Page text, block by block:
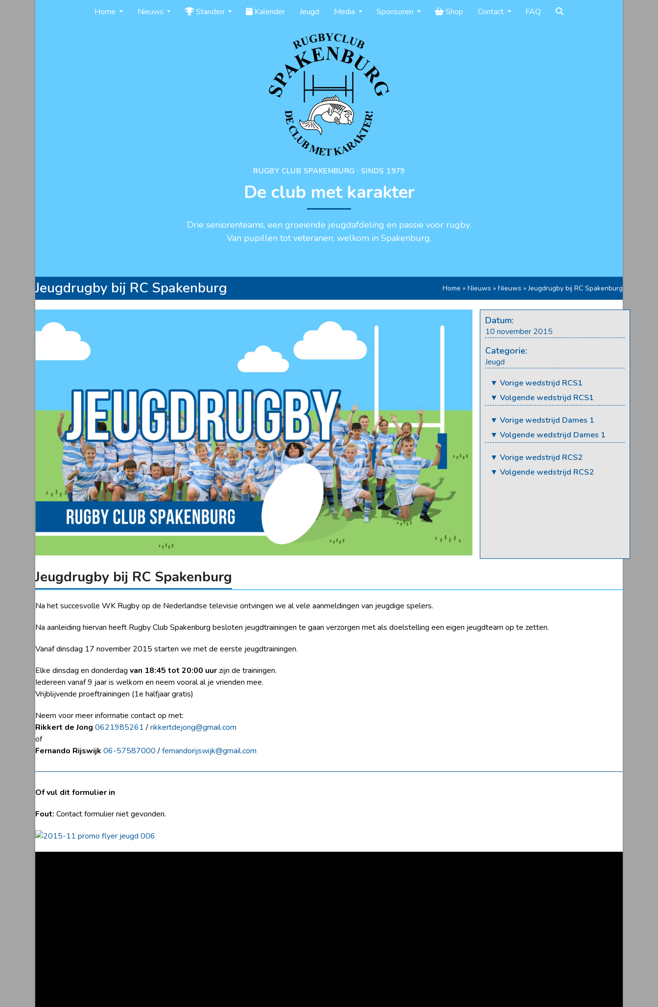
Home Nieuws Standen Kalender Jeugd Media Sponsoren Shop Contact FAQ
RUGBY CLUB SPAKENBURG · SINDS 1979
De club met karakter
Drie seniorenteams, een groeiende jeugdafdeling en passie voor rugby.
Van pupillen tot veteranen: welkom in Spakenburg.
Jeugdrugby bij RC Spakenburg Home » Nieuws » Nieuws »Jeugdrugby bij RC Spakenburg
Datum:
10 november 2015
Categorie:
Jeugd
▼ Vorige wedstrijd RCS1
▼ Volgende wedstrijd RCS1
▼ Vorige wedstrijd Dames 1
▼ Volgende wedstrijd Dames 1
▼ Vorige wedstrijd RCS2
▼ Volgende wedstrijd RCS2
Jeugdrugby bij RC Spakenburg
Na het succesvolle WK Rugby op de Nederlandse televisie ontvingen we al vele aanmeldingen van jeugdige spelers.
Na aanleiding hiervan heeft Rugby Club Spakenburg besloten jeugdtrainingen te gaan verzorgen met als doelstelling een eigen jeugdteam op te zetten.
Vanaf dinsdag 17 november 2015 starten we met de eerste jeugdtrainingen.
Elke dinsdag en donderdag van 18:45 tot 20:00 uurzijn de trainingen.
Iedereen vanaf 9 jaar is welkom en neem vooral al je vrienden mee.
Vrijblijvende proeftrainingen (1e halfjaar gratis)
Neem voor meer informatie contact op met:
Rikkert de Jong 0621985261/rikkertdejong@gmail.com
of
Fernando Rijswijk 06-57587000/fernandorijswijk@gmail.com
Of vul dit formulier in
Fout: Contact formulier niet gevonden.